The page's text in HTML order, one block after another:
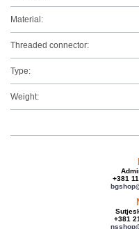
Material:
Threaded connector:
Type:
Weight:
+381
+381